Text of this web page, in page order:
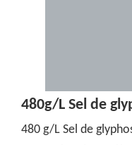
480 g/L Sel de